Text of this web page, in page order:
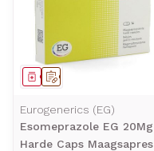
Op voorschrift
Geneesmiddel
Eurogenerics (EG)
Esomeprazole EG 20Mg
Harde Caps Maagsapres